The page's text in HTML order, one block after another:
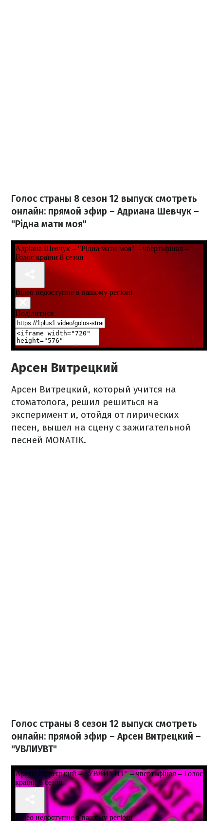
Голос страны 8 сезон 12 выпуск смотреть
онлайн: прямой эфир – Адриана Шевчук –
"Рідна мати моя"
Арсен Витрецкий
Арсен Витрецкий, который учится на
стоматолога, решил решиться на
эксперимент и, отойдя от лирических
песен, вышел на сцену с зажигательной
песней MONATIK.
Голос страны 8 сезон 12 выпуск смотреть
онлайн: прямой эфир – Арсен Витрецкий –
"УВЛИУВТ"